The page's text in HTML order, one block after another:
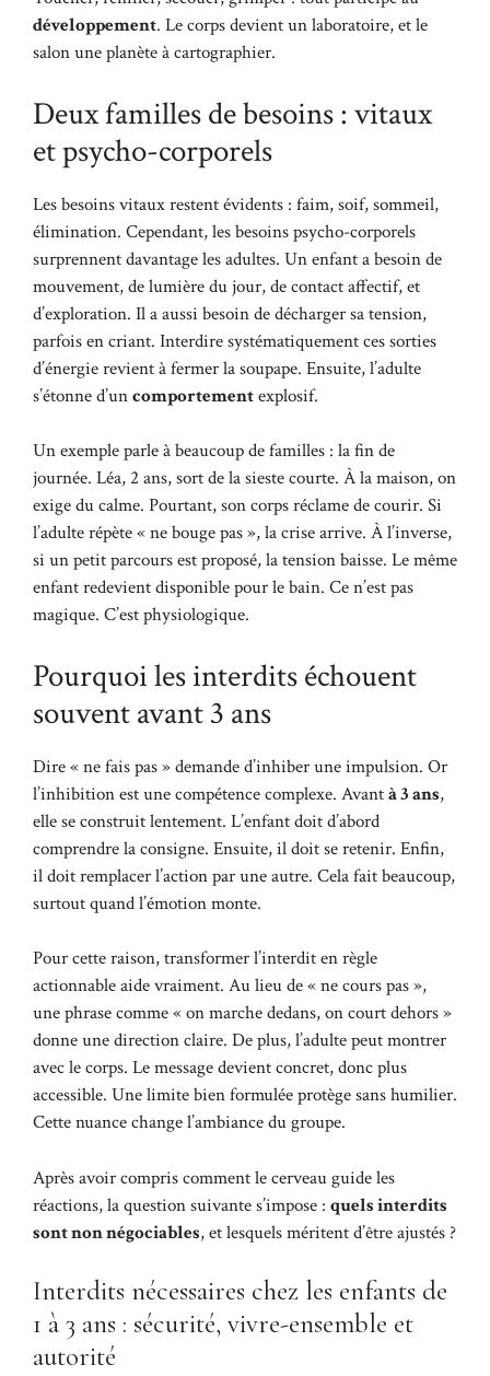
développement. Le corps devient un laboratoire, et le
salon une planète à cartographier.
Deux familles de besoins : vitaux
et psycho-corporels
Les besoins vitaux restent évidents : faim, soif, sommeil,
élimination. Cependant, les besoins psycho-corporels
surprennent davantage les adultes. Un enfant a besoin de
mouvement, de lumière du jour, de contact affectif, et
d’exploration. Il a aussi besoin de décharger sa tension,
parfois en criant. Interdire systématiquement ces sorties
d’énergie revient à fermer la soupape. Ensuite, l’adulte
s’étonne d’uncomportementexplosif.
Un exemple parle à beaucoup de familles : la fin de
journée. Léa, 2 ans, sort de la sieste courte. À la maison, on
exige du calme. Pourtant, son corps réclame de courir. Si
l’adulte répète « ne bouge pas », la crise arrive. À l’inverse,
si un petit parcours est proposé, la tension baisse. Le même
enfant redevient disponible pour le bain. Ce n’est pas
magique. C’est physiologique.
Pourquoi les interdits échouent
souvent avant 3 ans
Dire « ne fais pas » demande d’inhiber une impulsion. Or
l’inhibition est une compétence complexe. Avantà 3 ans,
elle se construit lentement. L’enfant doit d’abord
comprendre la consigne. Ensuite, il doit se retenir. Enfin,
il doit remplacer l’action par une autre. Cela fait beaucoup,
surtout quand l’émotion monte.
Pour cette raison, transformer l’interdit en règle
actionnable aide vraiment. Au lieu de « ne cours pas »,
une phrase comme « on marche dedans, on court dehors »
donne une direction claire. De plus, l’adulte peut montrer
avec le corps. Le message devient concret, donc plus
accessible. Une limite bien formulée protège sans humilier.
Cette nuance change l’ambiance du groupe.
Après avoir compris comment le cerveau guide les
réactions, la question suivante s’impose : quels interdits
sont non négociables, et lesquels méritent d’être ajustés ?
Interdits nécessaires chez les enfants de
1 à 3 ans : sécurité, vivre-ensemble et
autorité